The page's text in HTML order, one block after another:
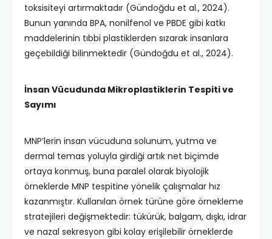
toksisiteyi artırmaktadır (Gündoğdu et al., 2024).
Bunun yanında BPA, nonilfenol ve PBDE gibi katkı
maddelerinin tıbbi plastiklerden sızarak insanlara
geçebildiği bilinmektedir (Gündoğdu et al., 2024).
İnsan Vücudunda Mikroplastiklerin Tespiti ve
Sayımı
MNP’lerin insan vücuduna solunum, yutma ve
dermal temas yoluyla girdiği artık net biçimde
ortaya konmuş, buna paralel olarak biyolojik
örneklerde MNP tespitine yönelik çalışmalar hız
kazanmıştır. Kullanılan örnek türüne göre örnekleme
stratejileri değişmektedir: tükürük, balgam, dışkı, idrar
ve nazal sekresyon gibi kolay erişilebilir örneklerde